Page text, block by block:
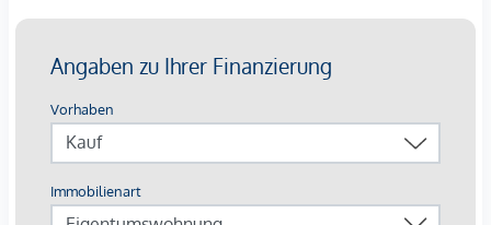
Wohnimmobilie, sondern auch in ein Projekt, das von der
steigenden Nachfrage nach Mietwohnungen, besonders im
Segment der Familienwohnungen, profitiert. Diese Anlage
bietet eine Vielfalt an Freiräumen und eine grüne,
kinderfreundliche Umgebung, die Singles, Senioren, Paare
und junge Familien gleichermaßen anspricht.